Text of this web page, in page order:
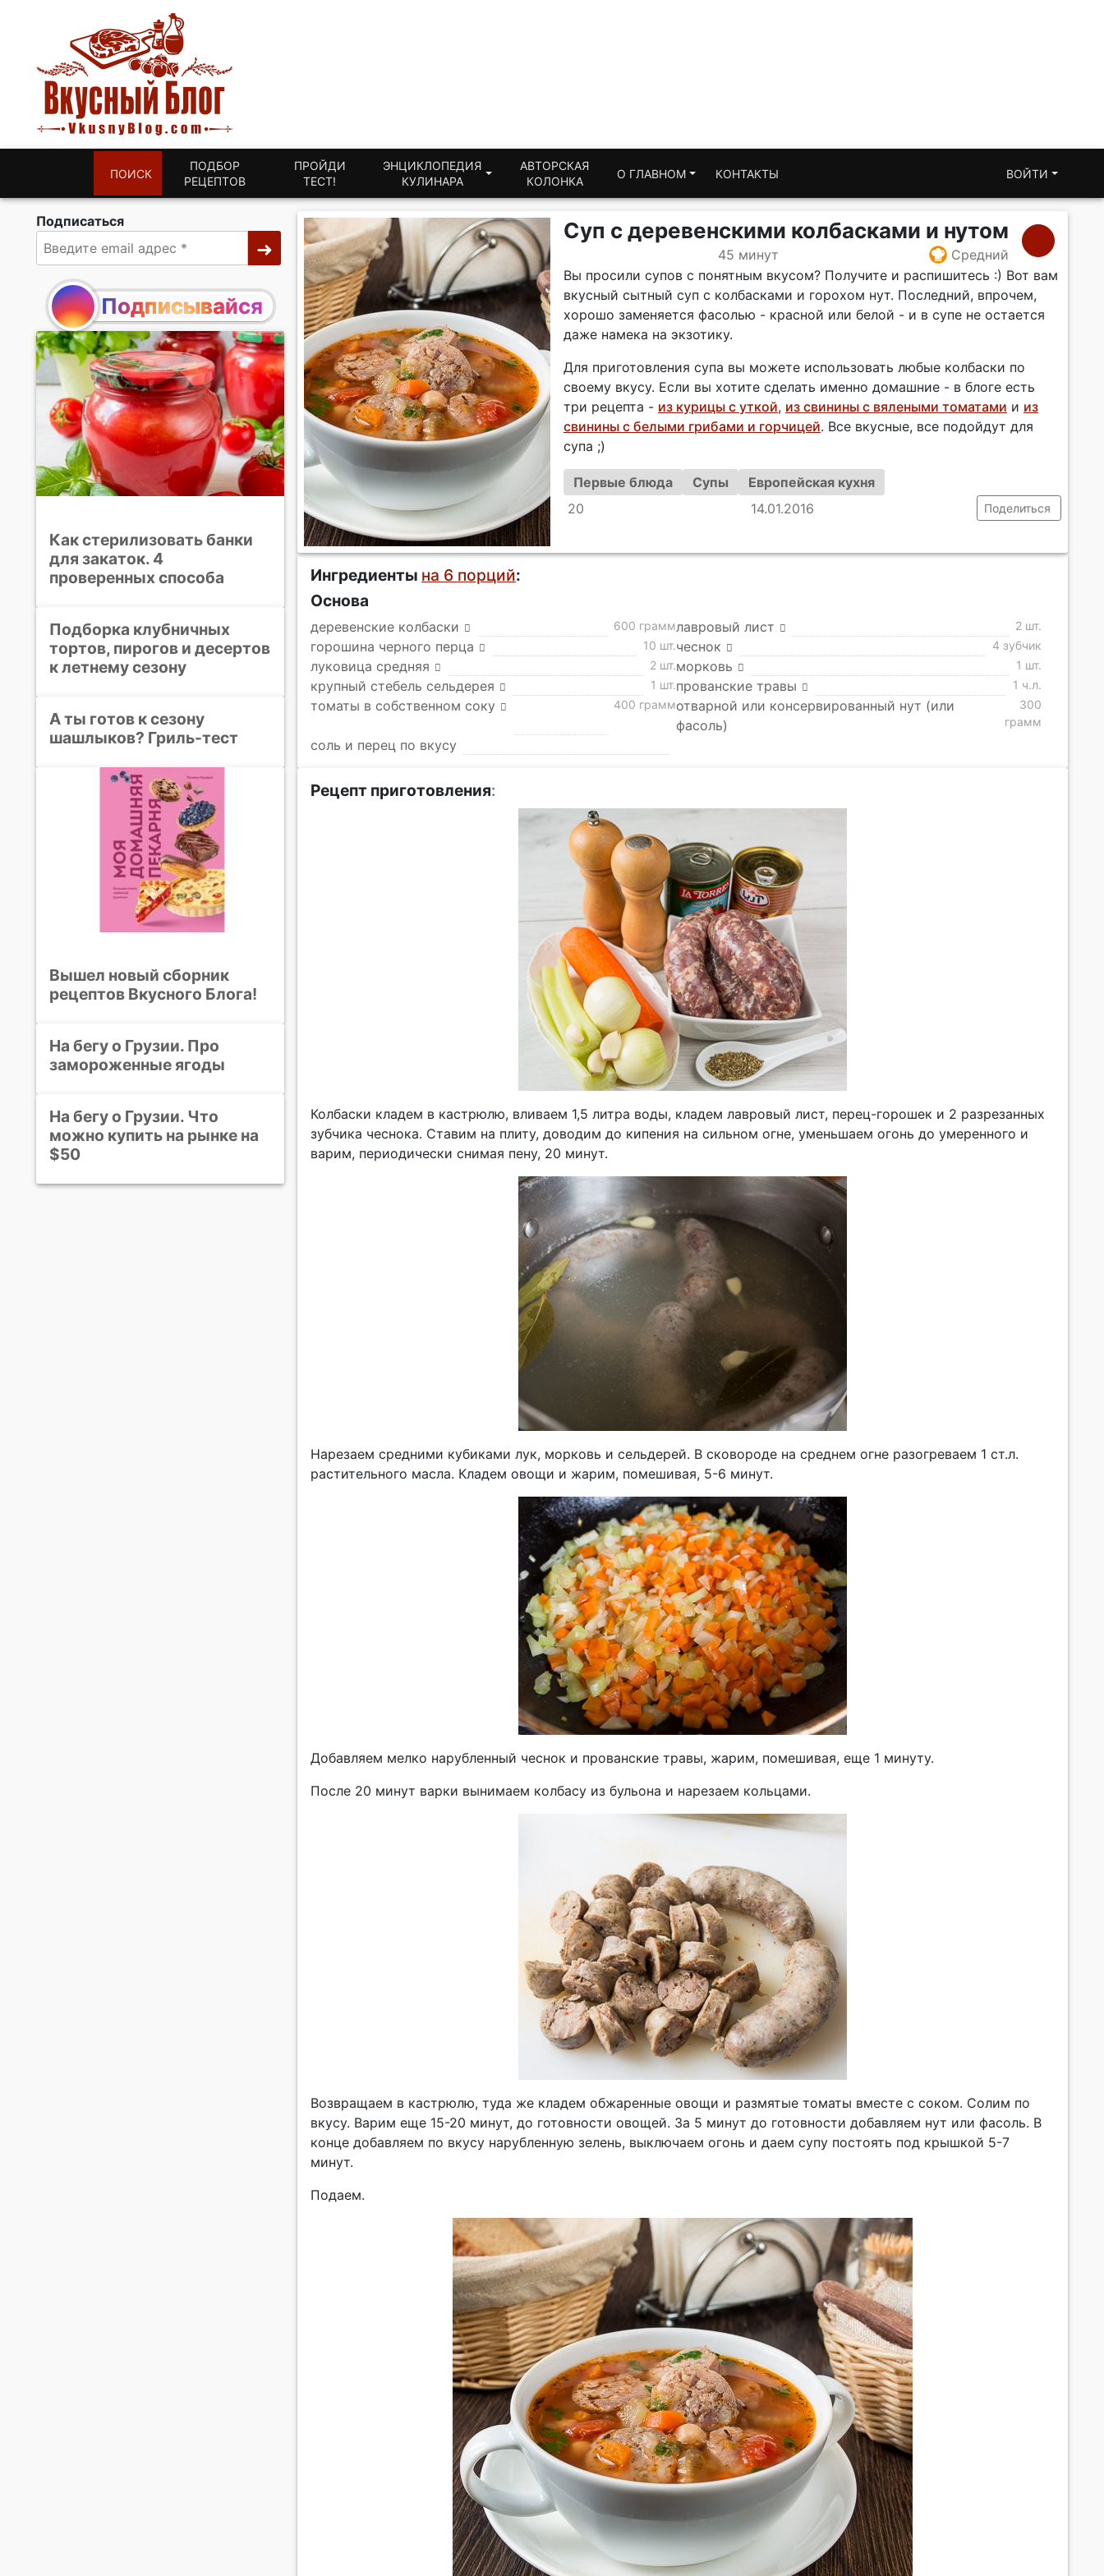
ПОИСК
ПОДБОР
РЕЦЕПТОВ
ПРОЙДИ
ТЕСТ!
ЭНЦИКЛОПЕДИЯ
КУЛИНАРА
АВТОРСКАЯ
КОЛОНКА
О ГЛАВНОМ КОНТАКТЫ ВОЙТИ
Суп с деревенскими колбасками и нутом
45 минут
Средний
Вы просили супов с понятным вкусом? Получите и распишитесь :) Вот вам
вкусный сытный суп с колбасками и горохом нут. Последний, впрочем,
хорошо заменяется фасолью - красной или белой - и в супе не остается
даже намека на экзотику.
Для приготовления супа вы можете использовать любые колбаски по
своему вкусу. Если вы хотите сделать именно домашние - в блоге есть
три рецепта - из курицы с уткой, из свинины с вялеными томатами и из
свинины с белыми грибами и горчицей. Все вкусные, все подойдут для
супа ;)
Первые блюда Супы
Европейская кухня
20
14.01.2016 Поделиться
Ингредиенты на 6 порций:
Основа
деревенские колбаски 600 граммлавровый лист 2 шт.
горошина черного перца 10 шт.чеснок 4 зубчик
луковица средняя 2 шт.морковь 1 шт.
крупный стебель сельдерея 1 шт.прованские травы 1 ч.л.
томаты в собственном соку 400 граммотварной или консервированный нут (или
фасоль)
300
грамм
соль и перец по вкусу
Рецепт приготовления:
Колбаски кладем в кастрюлю, вливаем 1,5 литра воды, кладем лавровый лист, перец-горошек и 2 разрезанных
зубчика чеснока. Ставим на плиту, доводим до кипения на сильном огне, уменьшаем огонь до умеренного и
варим, периодически снимая пену, 20 минут.
Нарезаем средними кубиками лук, морковь и сельдерей. В сковороде на среднем огне разогреваем 1 ст.л.
растительного масла. Кладем овощи и жарим, помешивая, 5-6 минут.
Добавляем мелко нарубленный чеснок и прованские травы, жарим, помешивая, еще 1 минуту.
После 20 минут варки вынимаем колбасу из бульона и нарезаем кольцами.
Возвращаем в кастрюлю, туда же кладем обжаренные овощи и размятые томаты вместе с соком. Солим по
вкусу. Варим еще 15-20 минут, до готовности овощей. За 5 минут до готовности добавляем нут или фасоль. В
конце добавляем по вкусу нарубленную зелень, выключаем огонь и даем супу постоять под крышкой 5-7
минут.
Подаем.
Подписаться
Подписывайся
Как стерилизовать банки
для закаток. 4
проверенных способа
Подборка клубничных
тортов, пирогов и десертов
к летнему сезону
А ты готов к сезону
шашлыков? Гриль-тест
Вышел новый сборник
рецептов Вкусного Блога!
На бегу о Грузии. Про
замороженные ягоды
На бегу о Грузии. Что
можно купить на рынке на
$50